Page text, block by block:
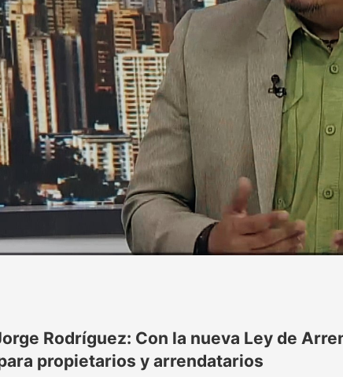
Rodríguez: Con la nueva Ley de
propietarios y arrendatarios